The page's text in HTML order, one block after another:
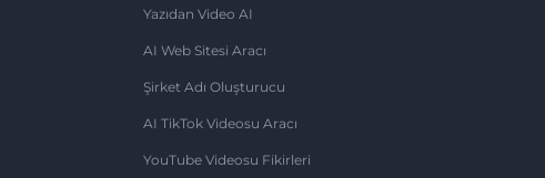
Yazıdan Video AI
AI Web Sitesi Aracı
Şirket Adı Oluşturucu
AI TikTok Videosu Aracı
YouTube Videosu Fikirleri